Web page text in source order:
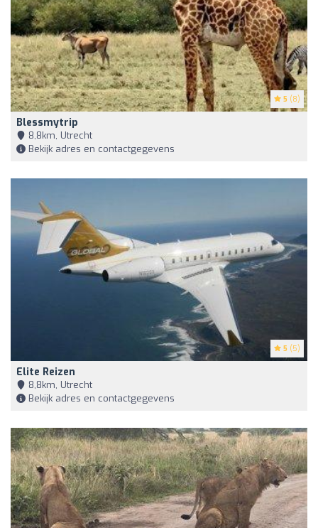
5 (8)
Blessmytrip
8,8km, Utrecht
Bekijk adres en contactgegevens
5 (5)
Elite Reizen
8,8km, Utrecht
Bekijk adres en contactgegevens